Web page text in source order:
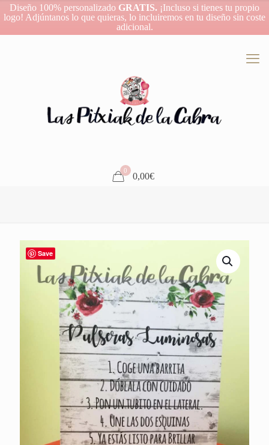
Diseño 100% personalizado GRATIS. ¡Incluso si tienes tu propio
logo! Adjúntanos lo que quieras, lo incluiremos en tu diseño sin coste
adicional.
0
0,00€
Save